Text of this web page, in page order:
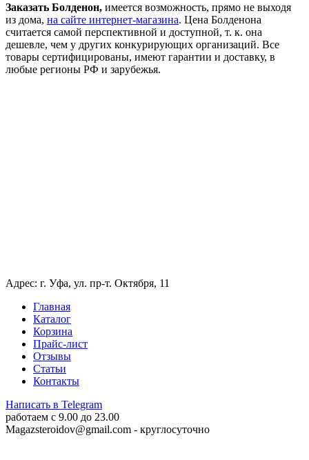
Заказать Болденон, имеется возможность, прямо не выходя
из дома, на сайте интернет-магазина. Цена Болденона
считается самой перспективной и доступной, т. к. она
дешевле, чем у других конкурирующих организаций. Все
товары сертифицированы, имеют гарантии и доставку, в
любые регионы РФ и зарубежья.
Адрес: г. Уфа, ул. пр-т. Октября, 11
Главная
Каталог
Корзина
Прайс-лист
Отзывы
Статьи
Контакты
Написать в Telegram
работаем c 9.00 до 23.00
Magazsteroidov@gmail.com - круглосуточно